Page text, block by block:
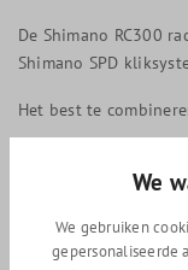
De Shimano RC300
Shimano SPD
Het best te
We
We gebruiken
gepersonaliseerde